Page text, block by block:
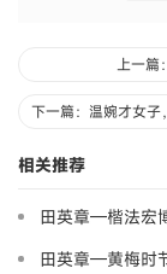
上一篇
相关推荐
田英章—楷法宏
田英章—黄梅时